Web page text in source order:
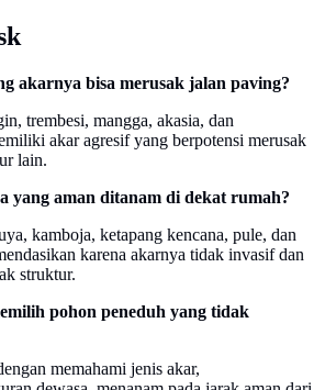
akarnya bisa merusak jalan paving?
trembesi, mangga, akasia, dan
akar agresif yang berpotensi merusak
lain.
yang aman ditanam di dekat rumah?
kamboja, ketapang kencana, pule, dan
karena akarnya tidak invasif dan
struktur.
pohon peneduh yang tidak
memahami jenis akar,